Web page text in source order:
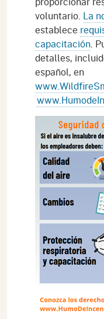
voluntario. La
establece
capacitación.
detalles,
español, en